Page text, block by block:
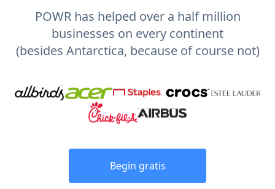
POWR has helped over a half million
businesses on every continent
(besides Antarctica, because of course not)
Begin gratis